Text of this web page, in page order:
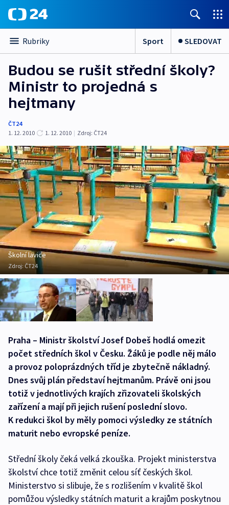
Rubriky Sport SLEDOVAT
Budou se rušit střední školy?
Ministr to projedná s
hejtmany
ČT24
1. 12. 2010
1. 12. 2010 | Zdroj: ČT24
Školní lavice
Zdroj:ČT24
Praha – Ministr školství Josef Dobeš hodlá omezit
počet středních škol v Česku. Žáků je podle něj málo
a provoz poloprázdných tříd je zbytečně nákladný.
Dnes svůj plán představí hejtmanům. Právě oni jsou
totiž v jednotlivých krajích zřizovateli školských
zařízení a mají při jejich rušení poslední slovo.
K redukci škol by měly pomoci výsledky ze státních
maturit nebo evropské peníze.
Střední školy čeká velká zkouška. Projekt ministerstva
školství chce totiž změnit celou síť českých škol.
Ministerstvo si slibuje, že s rozlišením v kvalitě škol
pomůžou výsledky státních maturit a krajům poskytnou